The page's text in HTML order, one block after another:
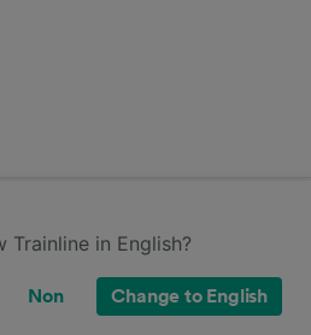
in English?
Non Change to English